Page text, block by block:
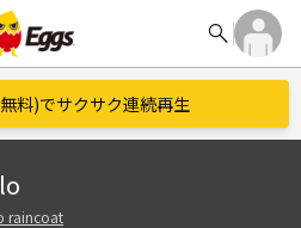
search
料)でサクサク連続再生
raincoat